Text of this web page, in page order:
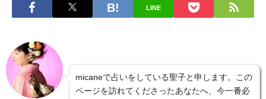
LINE
micaneで占いをしている聖子と申します。この
ページを訪れてくださったあなたへ、今一番必